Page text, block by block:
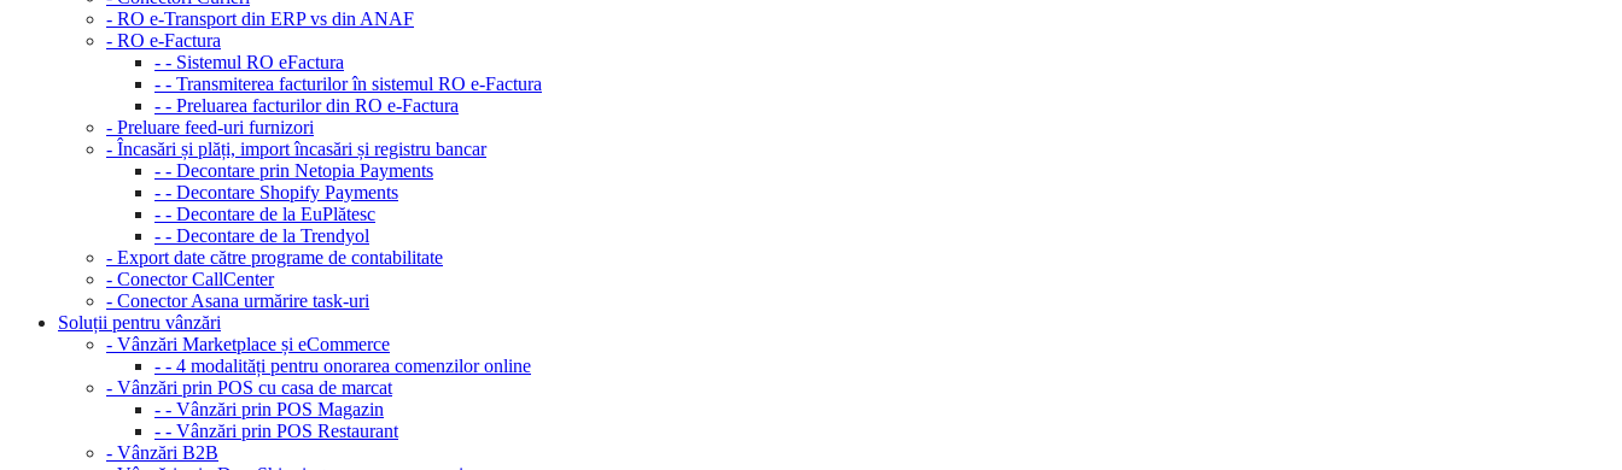
- RO e-Transport din ERP vs din ANAF
- RO e-Factura
- - Sistemul RO eFactura
- - Transmiterea facturilor în sistemul RO e-Factura
- - Preluarea facturilor din RO e-Factura
- Preluare feed-uri furnizori
- Încasări și plăți, import încasări și registru bancar
- - Decontare prin Netopia Payments
- - Decontare Shopify Payments
- - Decontare de la EuPlătesc
- - Decontare de la Trendyol
- Export date către programe de contabilitate
- Conector CallCenter
- Conector Asana urmărire task-uri
Soluții pentru vânzări
- Vânzări Marketplace și eCommerce
- - 4 modalități pentru onorarea comenzilor online
- Vânzări prin POS cu casa de marcat
- - Vânzări prin POS Magazin
- - Vânzări prin POS Restaurant
- Vânzări B2B